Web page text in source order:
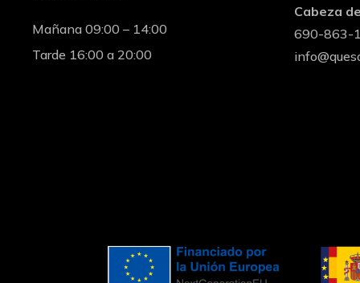
Mañana 09:00 – 14:00
Tarde 16:00 a 20:00
Cabeza
690-863-